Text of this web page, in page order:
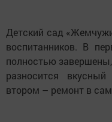
Детский сад
воспитанников. В
полностью
разносится
втором – ремонт в